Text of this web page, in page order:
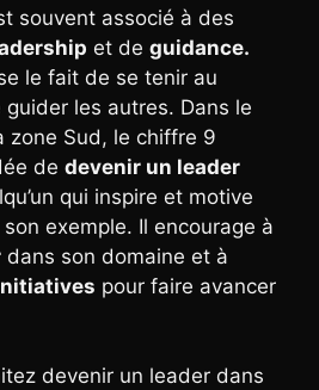
souvent associé à des
et de guidance.
le fait de se tenir au
les autres. Dans le
zone Sud, le chiffre 9
de devenir un leader
qui inspire et motive
exemple. Il encourage à
dans son domaine et à
pour faire avancer
devenir un leader dans